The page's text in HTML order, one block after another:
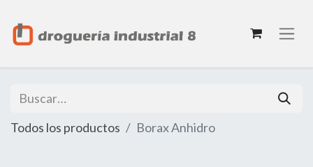
Todos los productos Borax Anhidro